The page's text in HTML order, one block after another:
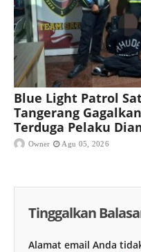
Blue Light Patrol
Tangerang
Terduga Pelaku
Owner Agu 05, 2026
Tinggalkan
Alamat email Anda